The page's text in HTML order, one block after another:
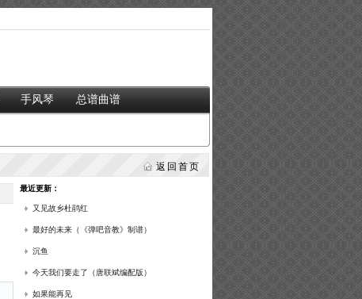
手风琴 总谱曲谱
返回首页
最近更新：
又见故乡杜鹃红
最好的未来（《弹吧音教》制谱）
沉鱼
今天我们要走了（唐联斌编配版）
如果能再见